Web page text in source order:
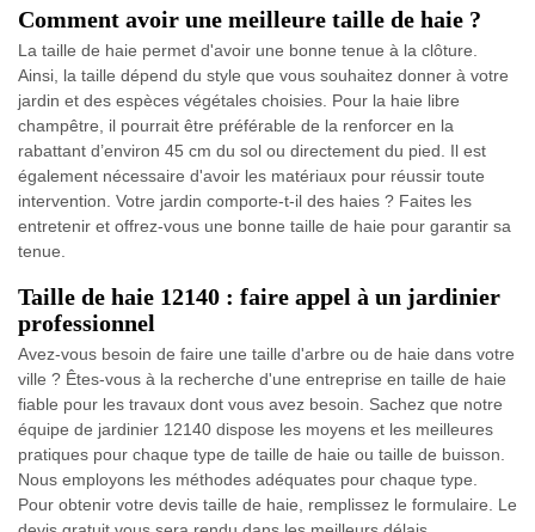
Comment avoir une meilleure taille de haie ?
La taille de haie permet d'avoir une bonne tenue à la clôture.
Ainsi, la taille dépend du style que vous souhaitez donner à votre
jardin et des espèces végétales choisies. Pour la haie libre
champêtre, il pourrait être préférable de la renforcer en la
rabattant d’environ 45 cm du sol ou directement du pied. Il est
également nécessaire d'avoir les matériaux pour réussir toute
intervention. Votre jardin comporte-t-il des haies ? Faites les
entretenir et offrez-vous une bonne taille de haie pour garantir sa
tenue.
Taille de haie 12140 : faire appel à un jardinier
professionnel
Avez-vous besoin de faire une taille d'arbre ou de haie dans votre
ville ? Êtes-vous à la recherche d'une entreprise en taille de haie
fiable pour les travaux dont vous avez besoin. Sachez que notre
équipe de jardinier 12140 dispose les moyens et les meilleures
pratiques pour chaque type de taille de haie ou taille de buisson.
Nous employons les méthodes adéquates pour chaque type.
Pour obtenir votre devis taille de haie, remplissez le formulaire. Le